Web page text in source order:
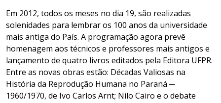
Em 2012, todos os meses no dia 19, são realizadas
solenidades para lembrar os 100 anos da universidade
mais antiga do País. A programação agora prevê
homenagem aos técnicos e professores mais antigos e
lançamento de quatro livros editados pela Editora UFPR.
Entre as novas obras estão: Décadas Valiosas na
História da Reprodução Humana no Paraná ─
1960/1970, de Ivo Carlos Arnt; Nilo Cairo e o debate